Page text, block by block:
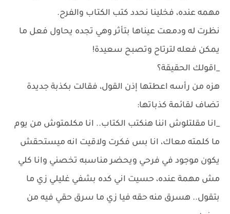
مهمه عنده، فخلينا نحدد كتب الكتاب والفرح.
نظرت له ودمعت عيناها بتأثر وهي تجده يحاول فعل ما
يمكن فعله لترتاح وتصبح سعيدة!
_اقولك الحقيقة؟
هزه من رأسه اعطتها إذن القول، فقالت بكذبة جديدة
تضاف لقائمة كذباتها:
_انا مقلتلوش اننا هنكتب الكتاب.. انا مكلمتوش من يوم
ما كلمته معاك، انا بس فكرت ولاقيت انه ميستحقش
يكون موجود في فرحي ويحضر مناسبه تخصني وانا كلي
مش مهمة عنده، حسيت اني كده بشفي غليلي زي ما
بتقول.. هسرق منه حقه فيا زي ما سرق حقي فيه من